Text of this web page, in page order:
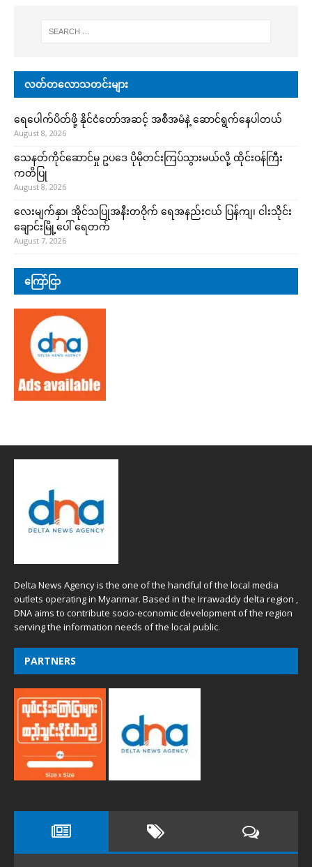
လတ်တလောသတင်းများ
ရေပေါက်ပိတ်ဖို့ နိုင်ငံတော်အဆင့် အစီအမံနဲ့ ဆောင်ရွက်နေပါတယ်
August 8, 2026
သေနတ်ကိုင်ဆောင်မှု ဥပဒေ ပိုမိုတင်းကြပ်သွားမယ်လို့ ထိုင်းဝန်ကြီး
ကတိပြု
August 8, 2026
လေးမျက်နှာ၊ အိုင်သပြုအနီးတဝိုက် ရေအနည်းငယ် ပြန်ကျ၊ ငါးသိုင်း
ချောင်းမြို့ပေါ် ရေတက်
August 7, 2026
ကြော်ငြာ
Delta News Agency is the one of the handful of the local media
outlets operating in Myanmar. Based in the Irrawaddy delta region ,
DNA aims to contribute socio-economic development of the region
serving the information needs of the local public.
PARTNERS